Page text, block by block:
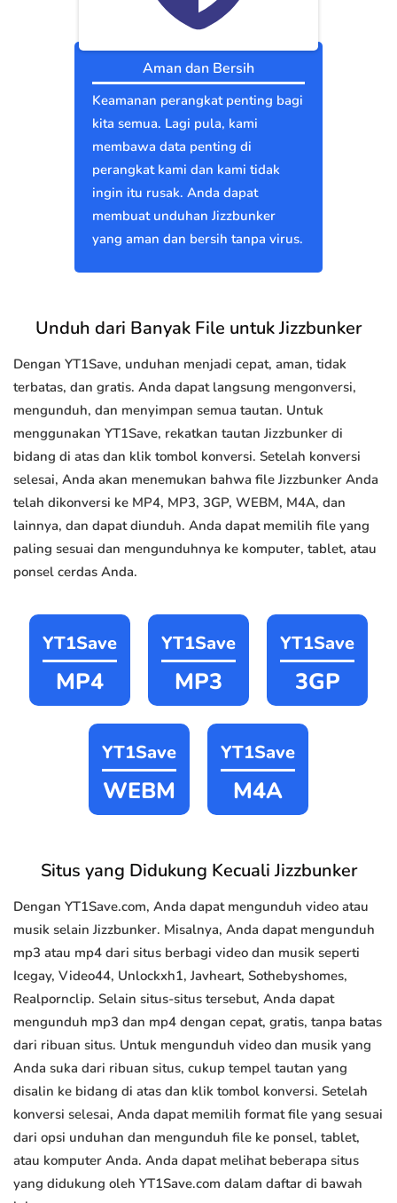
Aman dan Bersih
Keamanan perangkat penting bagi
kita semua. Lagi pula, kami
membawa data penting di
perangkat kami dan kami tidak
ingin itu rusak. Anda dapat
membuat unduhan Jizzbunker
yang aman dan bersih tanpa virus.
Unduh dari Banyak File untuk Jizzbunker
Dengan YT1Save, unduhan menjadi cepat, aman, tidak
terbatas, dan gratis. Anda dapat langsung mengonversi,
mengunduh, dan menyimpan semua tautan. Untuk
menggunakan YT1Save, rekatkan tautan Jizzbunker di
bidang di atas dan klik tombol konversi. Setelah konversi
selesai, Anda akan menemukan bahwa file Jizzbunker Anda
telah dikonversi ke MP4, MP3, 3GP, WEBM, M4A, dan
lainnya, dan dapat diunduh. Anda dapat memilih file yang
paling sesuai dan mengunduhnya ke komputer, tablet, atau
ponsel cerdas Anda.
YT1Save
MP4
YT1Save
MP3
YT1Save
3GP
YT1Save
WEBM
YT1Save
M4A
Situs yang Didukung Kecuali Jizzbunker
Dengan YT1Save.com, Anda dapat mengunduh video atau
musik selain Jizzbunker. Misalnya, Anda dapat mengunduh
mp3 atau mp4 dari situs berbagi video dan musik seperti
Icegay, Video44, Unlockxh1, Javheart, Sothebyshomes,
Realpornclip. Selain situs-situs tersebut, Anda dapat
mengunduh mp3 dan mp4 dengan cepat, gratis, tanpa batas
dari ribuan situs. Untuk mengunduh video dan musik yang
Anda suka dari ribuan situs, cukup tempel tautan yang
disalin ke bidang di atas dan klik tombol konversi. Setelah
konversi selesai, Anda dapat memilih format file yang sesuai
dari opsi unduhan dan mengunduh file ke ponsel, tablet,
atau komputer Anda. Anda dapat melihat beberapa situs
yang didukung oleh YT1Save.com dalam daftar di bawah